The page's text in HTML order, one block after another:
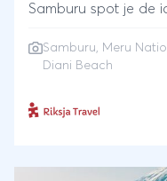
Samburu spot je de
Elsa, de beroemde
en in Ol Pejeta sta
De reis sluit je af
Samburu, Meru
Diani Beach